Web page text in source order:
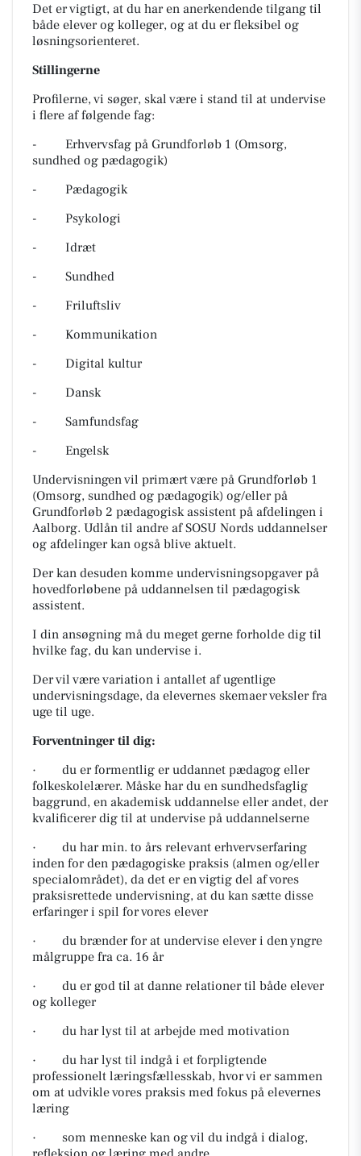
Det er vigtigt, at du har en anerkendende tilgang til
både elever og kolleger, og at du er fleksibel og
løsningsorienteret.
Stillingerne
Profilerne, vi søger, skal være i stand til at undervise
i flere af følgende fag:
- Erhvervsfag på Grundforløb 1 (Omsorg,
sundhed og pædagogik)
- Pædagogik
- Psykologi
- Idræt
- Sundhed
- Friluftsliv
- Kommunikation
- Digital kultur
- Dansk
- Samfundsfag
- Engelsk
Undervisningen vil primært være på Grundforløb 1
(Omsorg, sundhed og pædagogik) og/eller på
Grundforløb 2 pædagogisk assistent på afdelingen i
Aalborg. Udlån til andre af SOSU Nords uddannelser
og afdelinger kan også blive aktuelt.
Der kan desuden komme undervisningsopgaver på
hovedforløbene på uddannelsen til pædagogisk
assistent.
I din ansøgning må du meget gerne forholde dig til
hvilke fag, du kan undervise i.
Der vil være variation i antallet af ugentlige
undervisningsdage, da elevernes skemaer veksler fra
uge til uge.
Forventninger til dig:
· du er formentlig er uddannet pædagog eller
folkeskolelærer. Måske har du en sundhedsfaglig
baggrund, en akademisk uddannelse eller andet, der
kvalificerer dig til at undervise på uddannelserne
· du har min. to års relevant erhvervserfaring
inden for den pædagogiske praksis (almen og/eller
specialområdet), da det er en vigtig del af vores
praksisrettede undervisning, at du kan sætte disse
erfaringer i spil for vores elever
· du brænder for at undervise elever i den yngre
målgruppe fra ca. 16 år
· du er god til at danne relationer til både elever
og kolleger
· du har lyst til at arbejde med motivation
· du har lyst til indgå i et forpligtende
professionelt læringsfællesskab, hvor vi er sammen
om at udvikle vores praksis med fokus på elevernes
læring
· som menneske kan og vil du indgå i dialog,